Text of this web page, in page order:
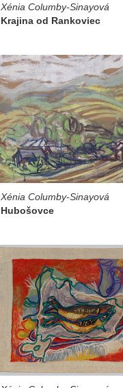
Xénia Columby-Sinayová
Krajina od Rankoviec
Xénia Columby-Sinayová
Hubošovce